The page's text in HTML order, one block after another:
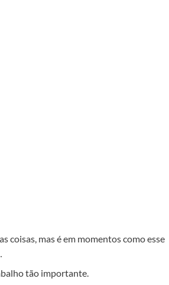
coisas, mas é em momentos como esse
tão importante.